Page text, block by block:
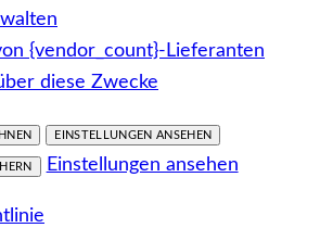
{vendor_count}-Lieferanten
diese Zwecke
EINSTELLUNGEN ANSEHEN
Einstellungen ansehen